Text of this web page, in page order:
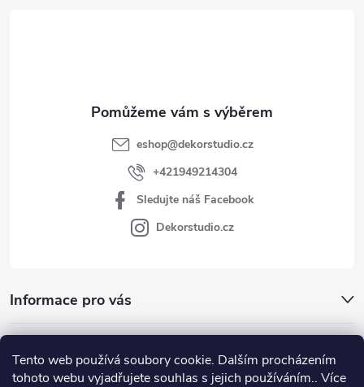
Tento web používá soubory cookie. Dalším procházením
tohoto webu vyjadřujete souhlas s jejich používáním.. Více
Informace pro vás
eshop@dekorstudio.cz
+421949214304
Sledujte náš Facebook
Dekorstudio.cz